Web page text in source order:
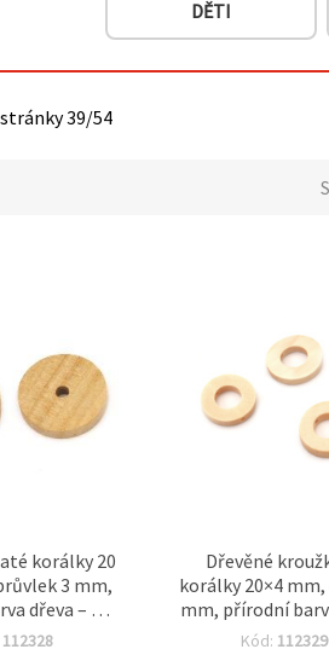
DĚTI
39/54
korálky 20
3 mm,
dřeva – 10
ks
112328
Dřevěné
korálky 20×4
mm, přírodní
– 10 ks
Kód: 112329